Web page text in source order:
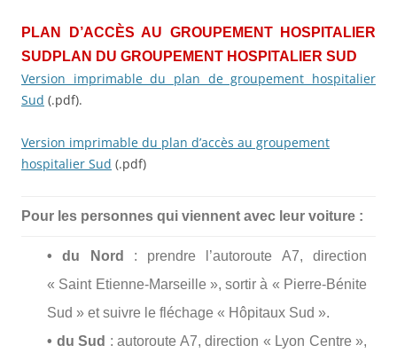
PLAN D’ACCÈS AU GROUPEMENT HOSPITALIER
SUD PLAN DU GROUPEMENT HOSPITALIER SUD
Version imprimable du plan de groupement hospitalier
Sud (.pdf).
Version imprimable du plan d’accès au groupement
hospitalier Sud (.pdf)
Pour les personnes qui viennent avec leur voiture :
• du Nord : prendre l’autoroute A7, direction
« Saint Etienne-Marseille », sortir à « Pierre-Bénite
Sud » et suivre le fléchage « Hôpitaux Sud ».
• du Sud : autoroute A7, direction « Lyon Centre »,